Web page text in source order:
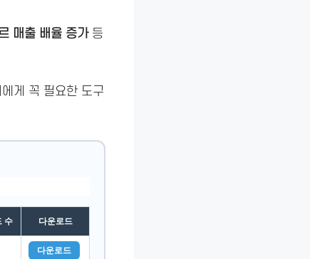
매출 배율 증가등
게 꼭 필요한 도구
수 다운로드
다운로드